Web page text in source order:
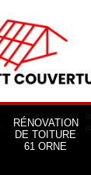
RÉNOVATION
DE TOITURE
61 ORNE